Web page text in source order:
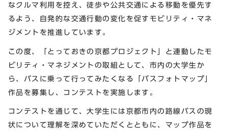
なクルマ利用を控え、徒歩や公共交通による移動を優先す
るよう、自発的な交通行動の変化を促すモビリティ・マネ
ジメントを推進しています。
この度、「とっておきの京都プロジェクト」と連動したモ
ビリティ・マネジメントの取組として、市内の大学生か
ら、バスに乗って行ってみたくなる「バスフォトマップ」
作品を募集し、コンテストを実施します。
コンテストを通じて、大学生には京都市内の路線バスの現
状について理解を深めていただくとともに、マップ作品を